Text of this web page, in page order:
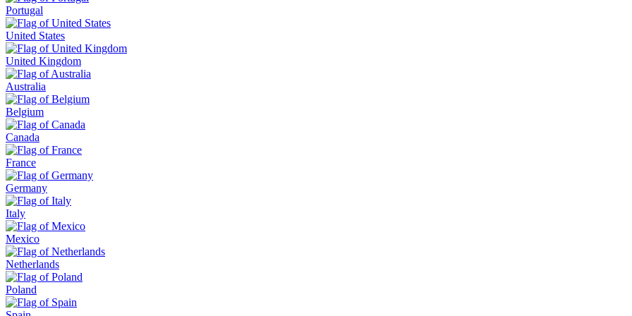
Portugal
United States
United Kingdom
Australia
Belgium
Canada
France
Germany
Italy
Mexico
Netherlands
Poland